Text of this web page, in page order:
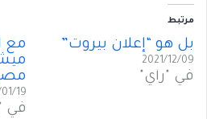
مرتبط
بل هو “إعلانُ بيروت”
2021/12/09
في "رأي"
مع
19
في